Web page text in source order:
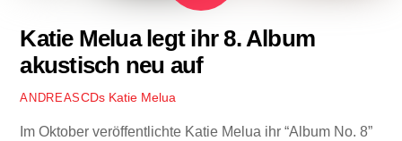
Katie Melua legt ihr 8. Album
akustisch neu auf
ANDREASCDs Katie Melua
Im Oktober veröffentlichte Katie Melua ihr “Album No. 8”